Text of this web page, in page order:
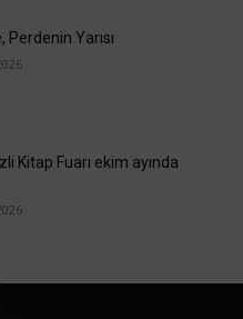
Perdenin Yarısı
Kitap Fuarı ekim ayında